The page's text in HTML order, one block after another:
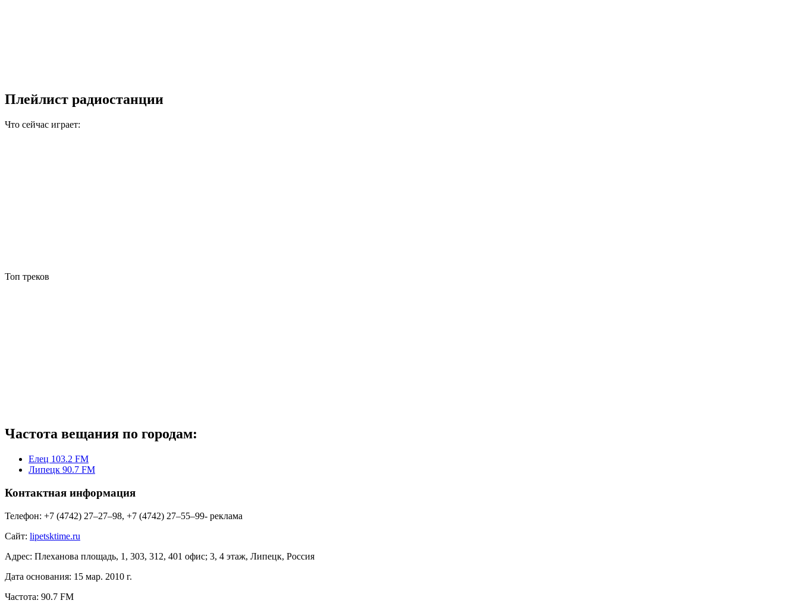
Плейлист радиостанции
Что сейчас играет:
Топ треков
Частота вещания по городам:
Елец 103.2 FM
Липецк 90.7 FM
Контактная информация
Телефон: +7 (4742) 27‒27‒98, +7 (4742) 27‒55‒99- реклама
Сайт: lipetsktime.ru
Адрес: Плеханова площадь, 1, 303, 312, 401 офис; 3, 4 этаж, Липецк, Россия
Дата основания: 15 мар. 2010 г.
Частота: 90.7 FM